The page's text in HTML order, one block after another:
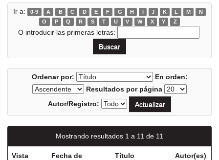
Ir a: 0-9 A B C D E F G H I J K L M
N
O
P Q R S T U V W X Y Z
O introducir las primeras letras:
Ordenar por:
En orden:
Resultados por página
Autor/Registro:
Mostrando resultados 1 a 11 de 11
Vista
Fecha de
Título Autor(es)